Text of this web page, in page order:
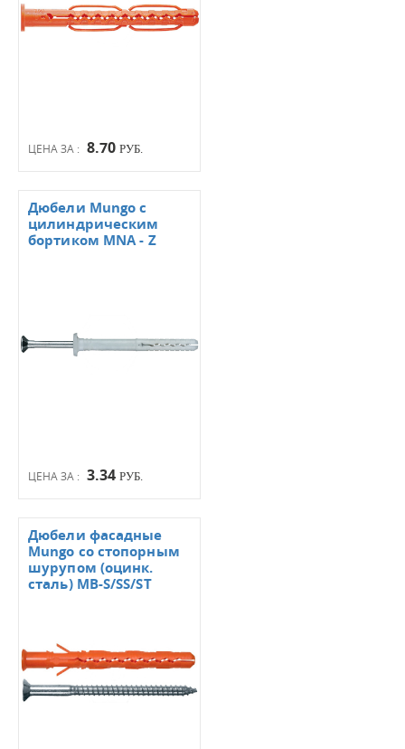
ЦЕНА ЗА : 8.70 РУБ.
ЦЕНА ЗА : 3.34 РУБ.
Дюбели Mungo с
цилиндрическим
бортиком MNA - Z
Дюбели фасадные
Mungo со стопорным
шурупом (оцинк.
сталь) МВ-S/SS/ST